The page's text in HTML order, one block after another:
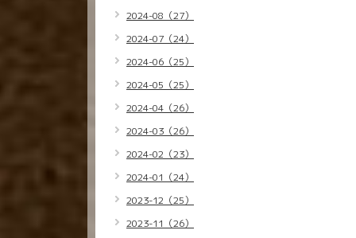
2024-08（27）
2024-07（24）
2024-06（25）
2024-05（25）
2024-04（26）
2024-03（26）
2024-02（23）
2024-01（24）
2023-12（25）
2023-11（26）